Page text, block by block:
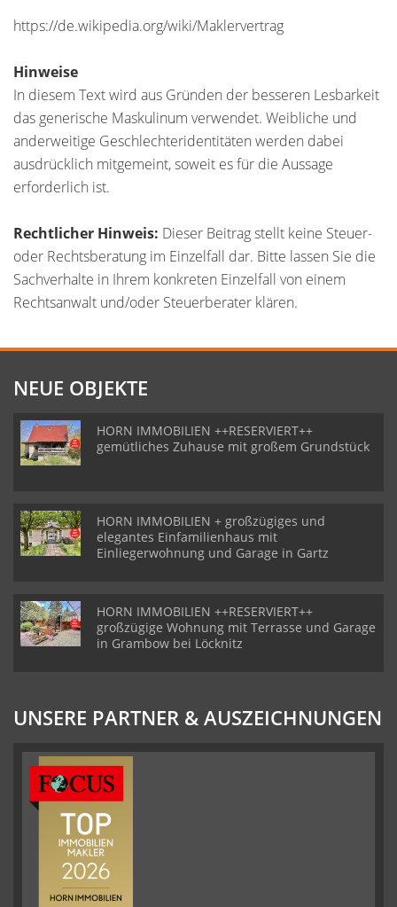
https://de.wikipedia.org/wiki/Maklervertrag
Hinweise
In diesem Text wird aus Gründen der besseren Lesbarkeit
das generische Maskulinum verwendet. Weibliche und
anderweitige Geschlechteridentitäten werden dabei
ausdrücklich mitgemeint, soweit es für die Aussage
erforderlich ist.
Rechtlicher Hinweis: Dieser Beitrag stellt keine Steuer-
oder Rechtsberatung im Einzelfall dar. Bitte lassen Sie die
Sachverhalte in Ihrem konkreten Einzelfall von einem
Rechtsanwalt und/oder Steuerberater klären.
NEUE OBJEKTE
HORN IMMOBILIEN ++RESERVIERT++
gemütliches Zuhause mit großem Grundstück
HORN IMMOBILIEN + großzügiges und
elegantes Einfamilienhaus mit
Einliegerwohnung und Garage in Gartz
HORN IMMOBILIEN ++RESERVIERT++
großzügige Wohnung mit Terrasse und Garage
in Grambow bei Löcknitz
UNSERE PARTNER & AUSZEICHNUNGEN